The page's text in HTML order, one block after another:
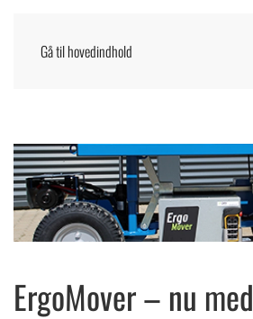
Gå til hovedindhold
ErgoMover – nu med